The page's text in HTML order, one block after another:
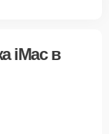
iMac в